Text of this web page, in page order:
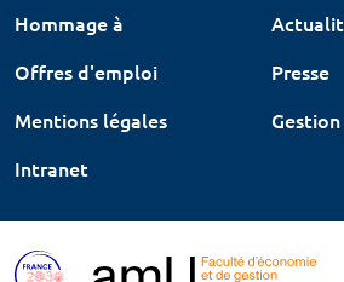
Hommage à
Offres d'emploi
Presse
Mentions légales
Intranet